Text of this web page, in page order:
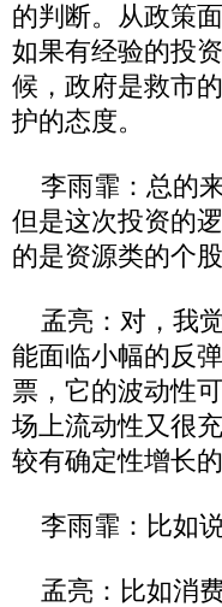
的判断。从政策
如果有经验的投
候，政府是救市
护的态度。
李雨霏：总的
但是这次投资的
的是资源类的个
孟亮：对，我
能面临小幅的反
票，它的波动性
场上流动性又很
较有确定性增长的
李雨霏：比如
孟亮：比如消